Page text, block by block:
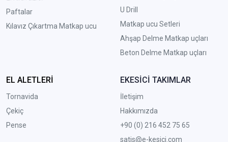
Paftalar
Kılavız Çıkartma Matkap ucu
U Drill
Matkap ucu Setleri
Ahşap Delme Matkap uçları
Beton Delme Matkap uçları
EL ALETLERİ
Tornavida
Çekiç
Pense
EKESİCİ TAKIMLAR
İletişim
Hakkımızda
+90 (0) 216 452 75 65
satis@e-kesici.com